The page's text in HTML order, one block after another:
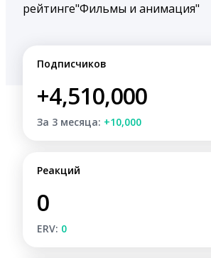
рейтинге"Фильмы и анимация"
Подписчиков
+4,510,000
За 3 месяца: +10,000
Реакций
0
ERV: 0